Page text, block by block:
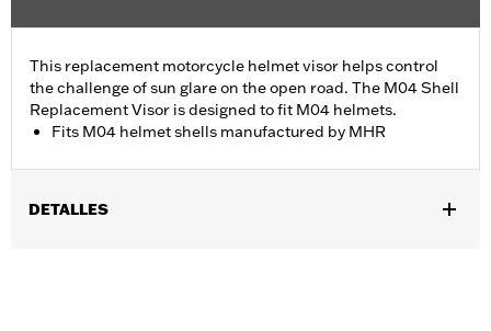
This replacement motorcycle helmet visor helps control
the challenge of sun glare on the open road. The M04 Shell
Replacement Visor is designed to fit M04 helmets.
Fits M04 helmet shells manufactured by MHR
DETALLES